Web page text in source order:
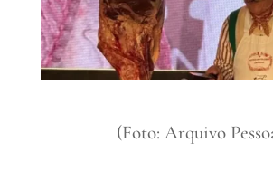
(Foto: Arquivo